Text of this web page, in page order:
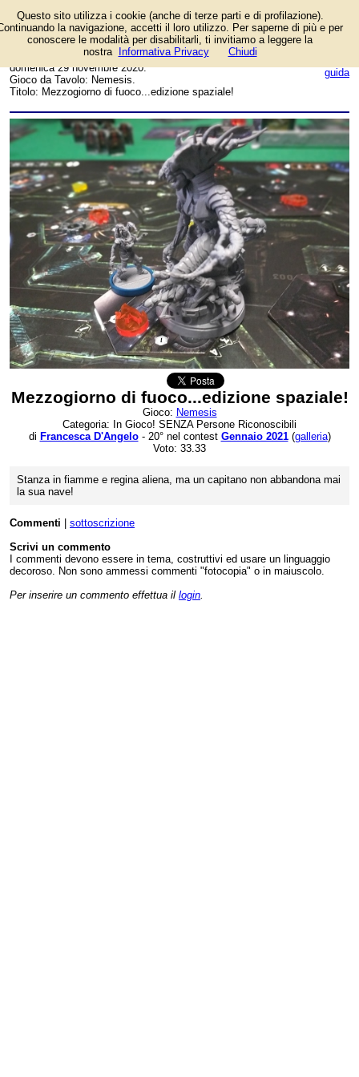
guida
Foto dell'autore Francesca
D'Angelo candidata al
contest fotografico su
FotoGiochi. Data inserimento:
domenica 29 novembre 2020.
Gioco da Tavolo: Nemesis.
Titolo: Mezzogiorno di fuoco...edizione spaziale!
Mezzogiorno di fuoco...edizione spaziale!
Gioco: Nemesis
Categoria: In Gioco! SENZA Persone Riconoscibili
di Francesca D'Angelo- 20° nel contest Gennaio 2021(galleria)
Voto: 33.33
Stanza in fiamme e regina aliena, ma un capitano non abbandona mai
la sua nave!
Commenti | sottoscrizione
Scrivi un commento
I commenti devono essere in tema, costruttivi ed usare un linguaggio
decoroso. Non sono ammessi commenti "fotocopia" o in maiuscolo.
Per inserire un commento effettua il login
Questo sito utilizza i cookie (anche di terze parti e di profilazione).
la navigazione, accetti il loro utilizzo. Per saperne di più e per
conoscere le modalità per disabilitarli, ti invitiamo a leggere la
nostra
Informativa Privacy Chiudi